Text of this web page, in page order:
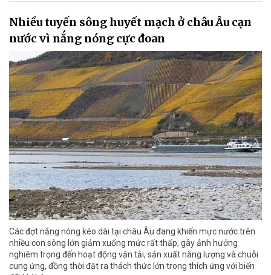
Nhiều tuyến sông huyết mạch ở châu Âu cạn
nước vì nắng nóng cực đoan
Các đợt nắng nóng kéo dài tại châu Âu đang khiến mực nước trên
nhiều con sông lớn giảm xuống mức rất thấp, gây ảnh hưởng
nghiêm trọng đến hoạt động vận tải, sản xuất năng lượng và chuỗi
cung ứng, đồng thời đặt ra thách thức lớn trong thích ứng với biến